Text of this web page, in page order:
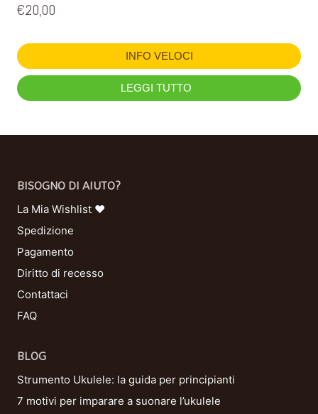
€20,00
INFO VELOCI
LEGGI TUTTO
BISOGNO DI AIUTO?
La Mia Wishlist ❤
Spedizione
Pagamento
Diritto di recesso
Contattaci
FAQ
BLOG
Strumento Ukulele: la guida per principianti
7 motivi per imparare a suonare l’ukulele